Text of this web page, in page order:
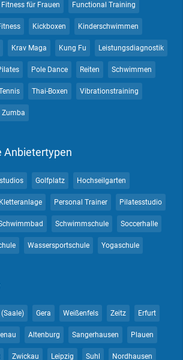
Fitness für Frauen Functional Training
Kickboxen Kinderschwimmen
Krav Maga Kung Fu Leistungsdiagnostik
Pole Dance Reiten Schwimmen
Thai-Boxen Vibrationstraining
Zumba
Anbietertypen
Golfplatz Hochseilgarten
Kletteranlage Personal Trainer Pilatesstudio
Schwimmschule Soccerhalle
Wassersportschule Yogaschule
Gera Weißenfels Zeitz Erfurt
Altenburg Sangerhausen Plauen
Zwickau Leipzig Suhl Nordhausen